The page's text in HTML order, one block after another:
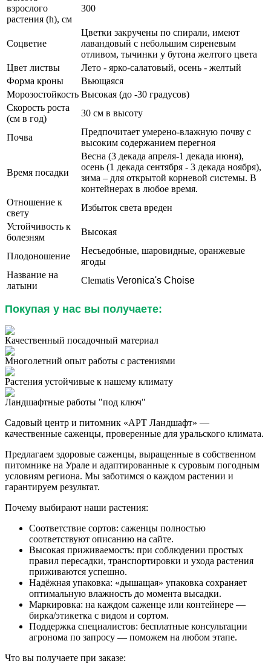
взрослого
растения (h), см
300
Соцветие
Цветки закручены по спирали, имеют
лавандовый с небольшим сиреневым
отливом, тычинки у бутона желтого цвета
Цвет листвы
Лето - ярко-салатовый, осень - желтый
Форма кроны
Вьющаяся
Морозостойкость Высокая (до -30 градусов)
Скорость роста
(см в год)
30 см в высоту
Почва
Предпочитает умерено-влажную почву с
высоким содержанием перегноя
Время посадки
Весна (3 декада апреля-1 декада июня),
осень (1 декада сентября - 3 декада ноября),
зима – для открытой корневой системы. В
контейнерах в любое время.
Отношение к
свету
Избыток света вреден
Устойчивость к
болезням
Высокая
Плодоношение
Несъедобные, шаровидные, оранжевые
ягоды
Название на
латыни
Clematis Veronica's Choise
Покупая у нас вы получаете:
Качественный посадочный материал
Многолетний опыт работы с растениями
Растения устойчивые к нашему климату
Ландшафтные работы "под ключ"
Садовый центр и питомник «АРТ Ландшафт» —
качественные саженцы, проверенные для уральского климата.
Предлагаем здоровые саженцы, выращенные в собственном
питомнике на Урале и адаптированные к суровым погодным
условиям региона. Мы заботимся о каждом растении и
гарантируем результат.
Почему выбирают наши растения:
Соответствие сортов: саженцы полностью
соответствуют описанию на сайте.
Высокая приживаемость: при соблюдении простых
правил пересадки, транспортировки и ухода растения
приживаются успешно.
Надёжная упаковка: «дышащая» упаковка сохраняет
оптимальную влажность до момента высадки.
Маркировка: на каждом саженце или контейнере —
бирка/этикетка с видом и сортом.
Поддержка специалистов: бесплатные консультации
агронома по запросу — поможем на любом этапе.
Что вы получаете при заказе: